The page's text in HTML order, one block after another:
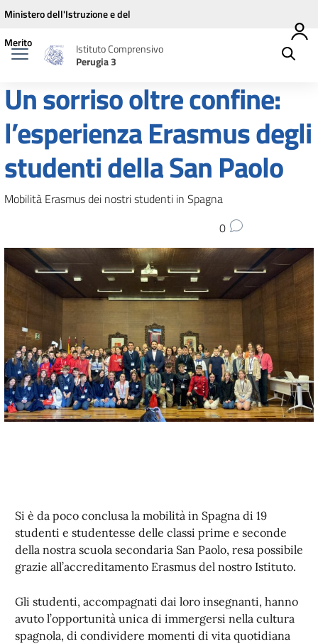
Vai ai contenuti
Vai al menu di navigazione
Vai al footer
Ministero dell'Istruzione e del
Merito
Istituto Comprensivo
Perugia 3
Un sorriso oltre confine:
l’esperienza Erasmus degli
studenti della San Paolo
Mobilità Erasmus dei nostri studenti in Spagna
0
Si è da poco conclusa la mobilità in Spagna di 19
studenti e studentesse delle classi prime e seconde
della nostra scuola secondaria San Paolo, resa possibile
grazie all’accreditamento Erasmus del nostro Istituto.
Gli studenti, accompagnati dai loro insegnanti, hanno
avuto l’opportunità unica di immergersi nella cultura
spagnola, di condividere momenti di vita quotidiana